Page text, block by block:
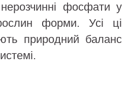
фосфати у
форми. Усі ці
природний баланс